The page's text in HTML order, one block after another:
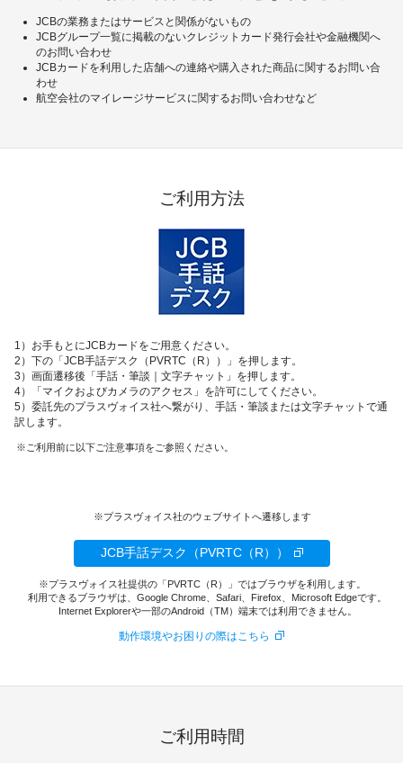
JCBの業務またはサービスと関係がないもの
JCBグループ一覧に掲載のないクレジットカード発行会社や金融機関へ
のお問い合わせ
JCBカードを利用した店舗への連絡や購入された商品に関するお問い合
わせ
航空会社のマイレージサービスに関するお問い合わせなど
ご利用方法
1）お手もとにJCBカードをご用意ください。
2）下の「JCB手話デスク（PVRTC（R））」を押します。
3）画面遷移後「手話・筆談｜文字チャット」を押します。
4）「マイクおよびカメラのアクセス」を許可にしてください。
5）委託先のプラスヴォイス社へ繋がり、手話・筆談または文字チャットで通
訳します。
ご利用前に以下ご注意事項をご参照ください。
プラスヴォイス社のウェブサイトへ遷移します
JCB手話デスク（PVRTC（R））
プラスヴォイス社提供の「PVRTC（R）」ではブラウザを利用します。
利用できるブラウザは、Google Chrome、Safari、Firefox、Microsoft Edgeです。
Internet Explorerや一部のAndroid（TM）端末では利用できません。
動作環境やお困りの際はこちら
ご利用時間